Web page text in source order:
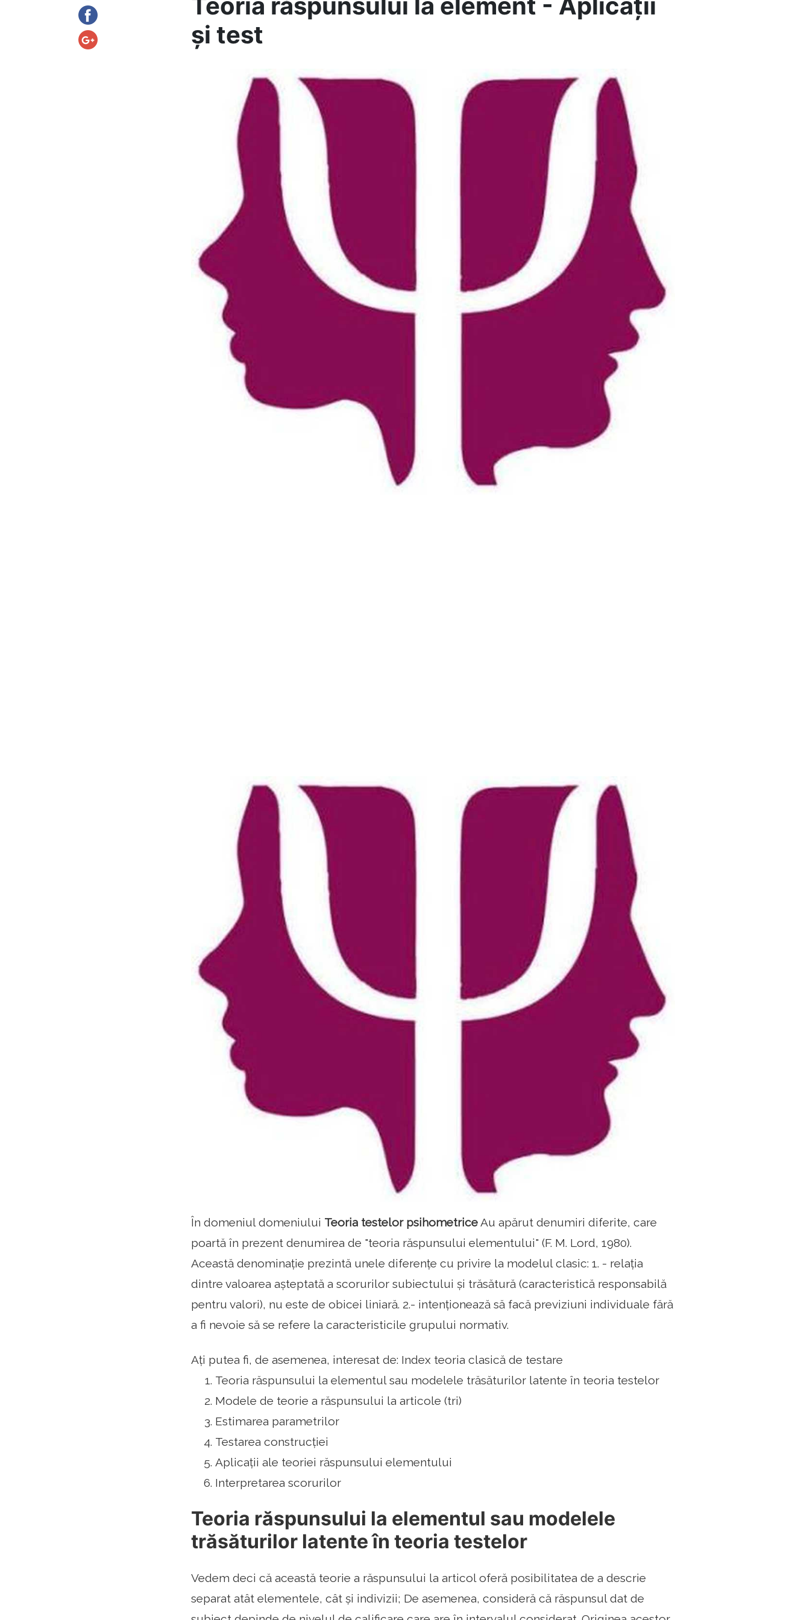
și test
În domeniul domeniului Teoria testelor psihometriceAu apărut denumiri diferite, care
poartă în prezent denumirea de "teoria răspunsului elementului" (F. M. Lord, 1980).
Această denominație prezintă unele diferențe cu privire la modelul clasic: 1. - relația
dintre valoarea așteptată a scorurilor subiectului și trăsătură (caracteristică responsabilă
pentru valori), nu este de obicei liniară. 2.- intenționează să facă previziuni individuale fără
a fi nevoie să se refere la caracteristicile grupului normativ.
Ați putea fi, de asemenea, interesat de: Index teoria clasică de testare
Teoria răspunsului la elementul sau modelele trăsăturilor latente în teoria testelor
Modele de teorie a răspunsului la articole (tri)
Estimarea parametrilor
Testarea construcției
Aplicații ale teoriei răspunsului elementului
Interpretarea scorurilor
Teoria răspunsului la elementul sau modelele
trăsăturilor latente în teoria testelor
Vedem deci că această teorie a răspunsului la articol oferă posibilitatea de a descrie
separat atât elementele, cât și indivizii; De asemenea, consideră că răspunsul dat de